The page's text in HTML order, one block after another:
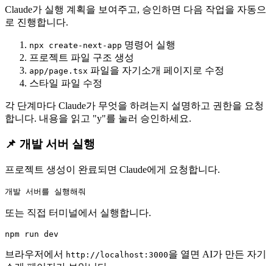
Claude가 실행 계획을 보여주고, 승인하면 다음 작업을 자동으
로 진행합니다.
npx create-next-app 명령어 실행
프로젝트 파일 구조 생성
app/page.tsx 파일을 자기소개 페이지로 수정
스타일 파일 수정
각 단계마다 Claude가 무엇을 하려는지 설명하고 권한을 요청
합니다. 내용을 읽고 "y"를 눌러 승인하세요.
📌 개발 서버 실행
프로젝트 생성이 완료되면 Claude에게 요청합니다.
또는 직접 터미널에서 실행합니다.
브라우저에서 http://localhost:3000을 열면 AI가 만든 자기